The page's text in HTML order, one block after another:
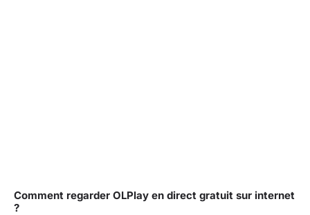
Comment regarder OLPlay en direct gratuit sur internet
?